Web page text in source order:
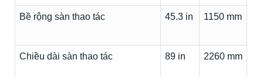
Bề rộng sàn thao tác 45.3 in 1150 mm
Chiều dài sàn thao tác 89 in 2260 mm